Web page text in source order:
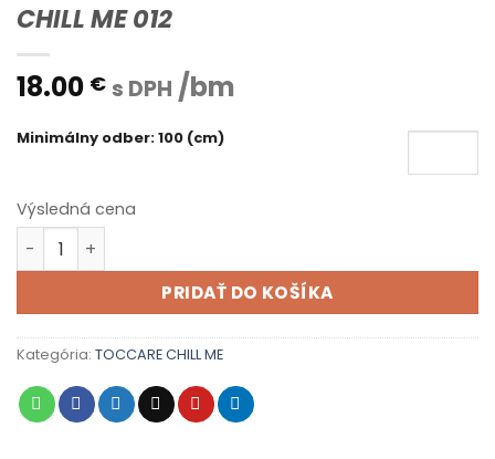
CHILL ME 012
18.00 € s DPH /bm
Minimálny odber: 100 (cm)
Výsledná cena
množstvo CHILL ME 012
PRIDAŤ DO KOŠÍKA
Kategória: TOCCARE CHILL ME